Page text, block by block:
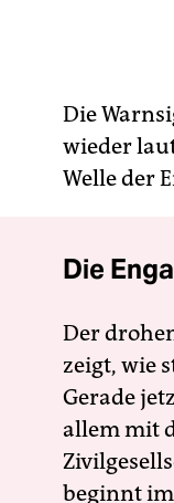
Die
wieder
Welle der
Die
Der
zeigt, wie
Gerade
allem mit
beginnt